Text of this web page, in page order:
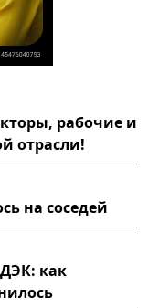
рабочие и
отрасли!
на соседей
как